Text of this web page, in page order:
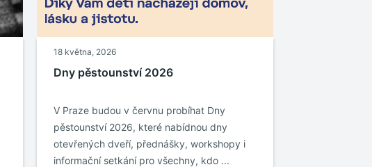
18 května, 2026
Dny pěstounství 2026
V Praze budou v červnu probíhat Dny
pěstounství 2026, které nabídnou dny
otevřených dveří, přednášky, workshopy i
informační setkání pro všechny, kdo ...